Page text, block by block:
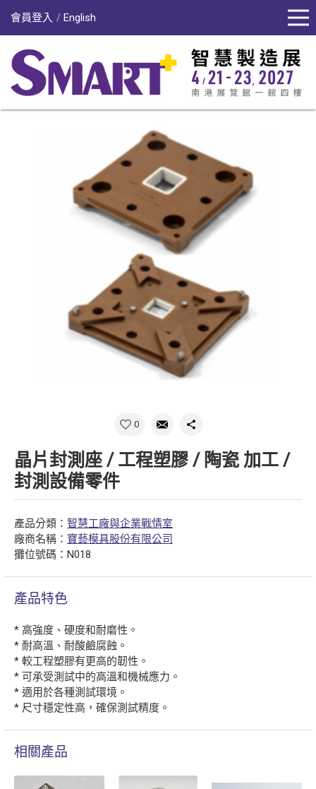
會員登入 English
0
晶片封測座 / 工程塑膠 / 陶瓷 加工 /
封測設備零件
產品分類： 智慧工廠與企業戰情室
廠商名稱： 寶藝模具股份有限公司
攤位號碼：N018
產品特色
* 高強度、硬度和耐磨性。
* 耐高溫、耐酸鹼腐蝕。
* 較工程塑膠有更高的韌性。
* 可承受測試中的高溫和機械應力。
* 適用於各種測試環境。
* 尺寸穩定性高，確保測試精度。
相關產品